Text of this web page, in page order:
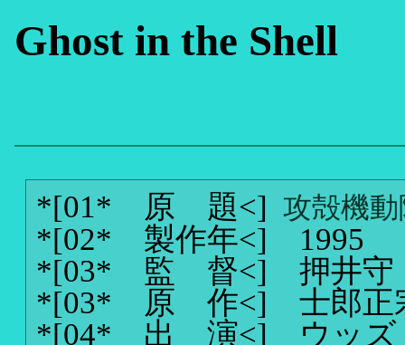
Ghost in the Shell
*[01* 原 題<] 攻殻機動
*[02* 製作年<] 1995
*[03* 監 督<]押井守
*[03* 原 作<]士郎正
*[04* 出 演<]
ウッ